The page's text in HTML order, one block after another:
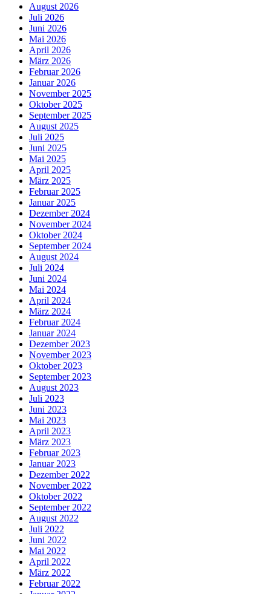
August 2026
Juli 2026
Juni 2026
Mai 2026
April 2026
März 2026
Februar 2026
Januar 2026
November 2025
Oktober 2025
September 2025
August 2025
Juli 2025
Juni 2025
Mai 2025
April 2025
März 2025
Februar 2025
Januar 2025
Dezember 2024
November 2024
Oktober 2024
September 2024
August 2024
Juli 2024
Juni 2024
Mai 2024
April 2024
März 2024
Februar 2024
Januar 2024
Dezember 2023
November 2023
Oktober 2023
September 2023
August 2023
Juli 2023
Juni 2023
Mai 2023
April 2023
März 2023
Februar 2023
Januar 2023
Dezember 2022
November 2022
Oktober 2022
September 2022
August 2022
Juli 2022
Juni 2022
Mai 2022
April 2022
März 2022
Februar 2022